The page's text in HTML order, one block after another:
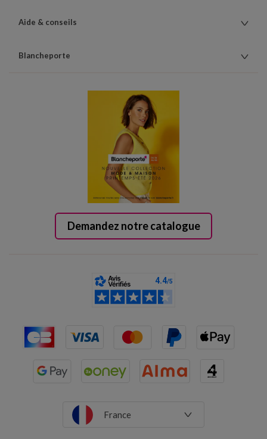
Demandez notre catalogue
Aide & conseils
Blancheporte
France